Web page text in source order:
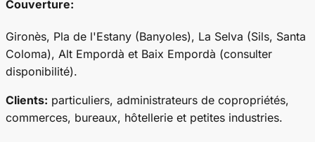
Couverture:
Gironès, Pla de l'Estany (Banyoles), La Selva (Sils, Santa
Coloma), Alt Empordà et Baix Empordà (consulter
disponibilité).
Clients: particuliers, administrateurs de copropriétés,
commerces, bureaux, hôtellerie et petites industries.